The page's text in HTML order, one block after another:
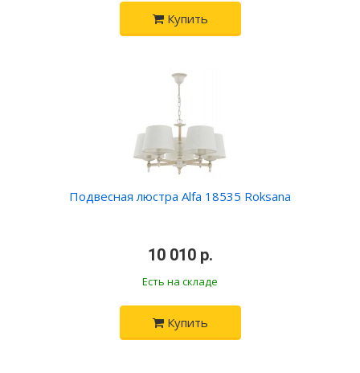
Купить
Подвесная люстра Alfa 18535 Roksana
10 010 р.
Есть на складе
Купить